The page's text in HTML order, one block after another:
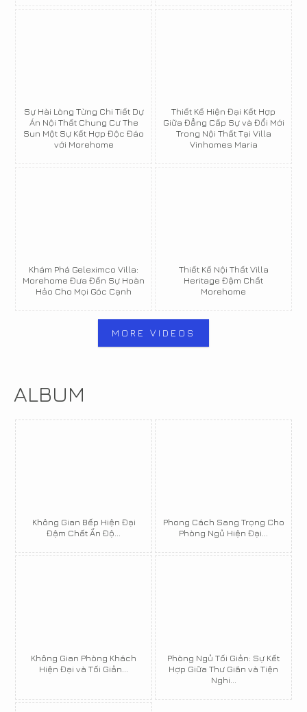
Sự Hài Lòng Từng Chi Tiết Dự
Án Nội Thất Chung Cư The
Sun Một Sự Kết Hợp Độc Đáo
với Morehome
Thiết Kế Hiện Đại Kết Hợp
Giữa Đẳng Cấp Sự và Đổi Mới
Trong Nội Thất Tại Villa
Vinhomes Maria
Khám Phá Geleximco Villa:
Morehome Đưa Đến Sự Hoàn
Hảo Cho Mọi Góc Cạnh
Thiết Kế Nội Thất Villa
Heritage Đậm Chất
Morehome
MORE VIDEOS
ALBUM
Không Gian Bếp Hiện Đại
Đậm Chất Ấn Độ...
Phong Cách Sang Trọng Cho
Phòng Ngủ Hiện Đại...
Không Gian Phòng Khách
Hiện Đại và Tối Giản...
Phòng Ngủ Tối Giản: Sự Kết
Hợp Giữa Thư Giãn và Tiện
Nghi...